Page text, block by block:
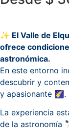
✨ El Valle de
ofrece
astronómica.
En este entorno
descubrir y
y apasionante 🌠.
La experiencia
de la astronomía